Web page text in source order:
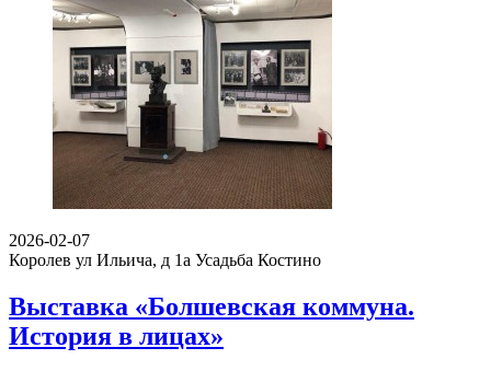
2026-02-07
Королев ул Ильича, д 1а Усадьба Костино
Выставка «Болшевская коммуна.
История в лицах»